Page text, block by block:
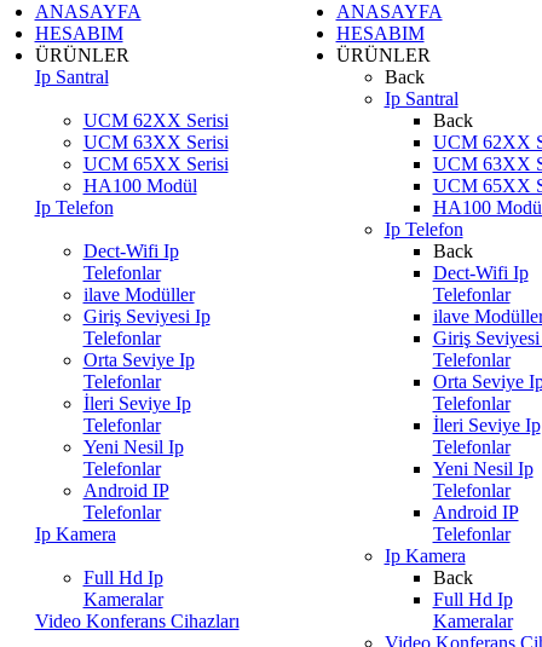
ANASAYFA
HESABIM
ÜRÜNLER
Ip Santral
UCM 62XX Serisi
UCM 63XX Serisi
UCM 65XX Serisi
HA100 Modül
Ip Telefon
Dect-Wifi Ip
Telefonlar
ilave Modüller
Giriş Seviyesi Ip
Telefonlar
Orta Seviye Ip
Telefonlar
İleri Seviye Ip
Telefonlar
Yeni Nesil Ip
Telefonlar
Android IP
Telefonlar
Ip Kamera
Full Hd Ip
Kameralar
Video Konferans Cihazları
ANASAYFA
HESABIM
ÜRÜNLER
Back
Ip Santral
Back
UCM 62XX
UCM 63XX
UCM 65XX
HA100
Ip Telefon
Back
Dect-Wifi Ip
Telefonlar
ilave
Giriş
Telefonlar
Orta Seviye
Telefonlar
İleri Seviye Ip
Telefonlar
Yeni Nesil Ip
Telefonlar
Android IP
Telefonlar
Ip Kamera
Back
Full Hd Ip
Kameralar
Video Konferans